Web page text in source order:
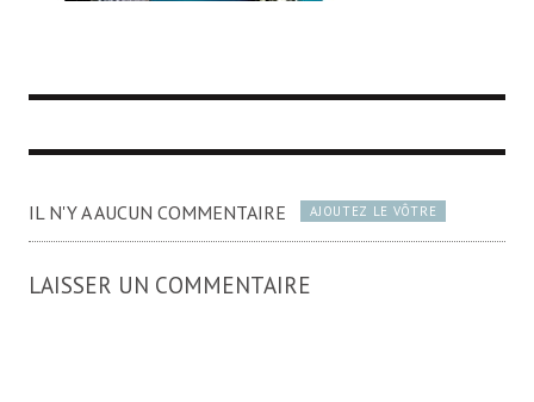
IL N'Y A AUCUN COMMENTAIRE AJOUTEZ LE VÔTRE
LAISSER UN COMMENTAIRE